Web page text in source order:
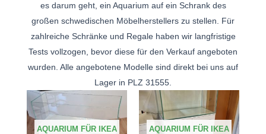
es darum geht, ein Aquarium auf ein Schrank des
großen schwedischen Möbelherstellers zu stellen. Für
zahlreiche Schränke und Regale haben wir langfristige
Tests vollzogen, bevor diese für den Verkauf angeboten
wurden. Alle angebotene Modelle sind direkt bei uns auf
Lager in PLZ 31555.
AQUARIUM FÜR IKEA
AQUARIUM FÜR IKEA